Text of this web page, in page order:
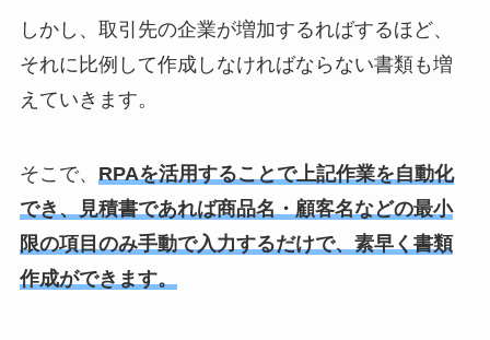
しかし、取引先の企業が増加するればするほど、
それに比例して作成しなければならない書類も増
えていきます。
そこで、 RPAを活用することで上記作業を自動化
でき、見積書であれば商品名・顧客名などの最小
限の項目のみ手動で入力するだけで、素早く書類
作成ができます。